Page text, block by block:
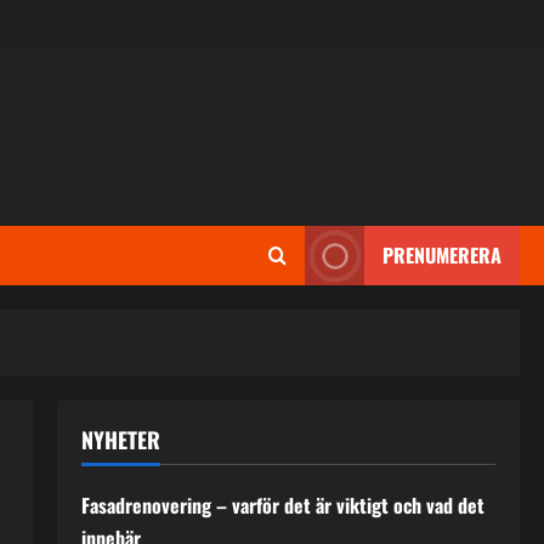
PRENUMERERA
NYHETER
Fasadrenovering – varför det är viktigt och vad det
innebär